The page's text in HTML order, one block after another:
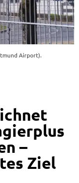
Airport).
–
Ziel